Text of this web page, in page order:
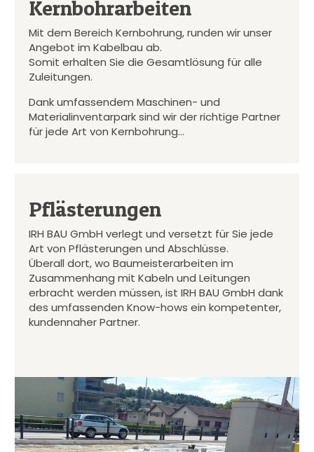
Kernbohrarbeiten
Mit dem Bereich Kernbohrung, runden wir unser
Angebot im Kabelbau ab.
Somit erhalten Sie die Gesamtlösung für alle
Zuleitungen.
Dank umfassendem Maschinen- und
Materialinventarpark sind wir der richtige Partner
für jede Art von Kernbohrung…
Pflästerungen
IRH BAU GmbH verlegt und versetzt für Sie jede
Art von Pflästerungen und Abschlüsse.
Überall dort, wo Baumeisterarbeiten im
Zusammenhang mit Kabeln und Leitungen
erbracht werden müssen, ist IRH BAU GmbH dank
des umfassenden Know-hows ein kompetenter,
kundennaher Partner.